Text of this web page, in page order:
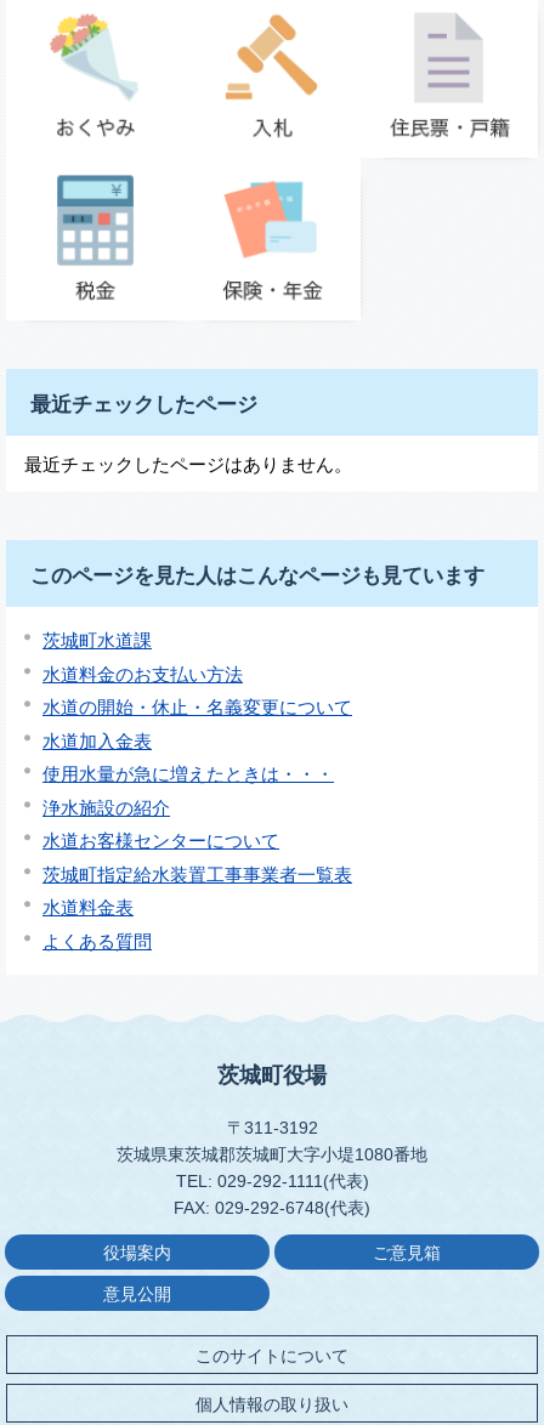
最近チェックしたページ
最近チェックしたページはありません。
このページを見た人はこんなページも見ています
茨城町水道課
水道料金のお支払い方法
水道の開始・休止・名義変更について
水道加入金表
使用水量が急に増えたときは・・・
浄水施設の紹介
水道お客様センターについて
茨城町指定給水装置工事事業者一覧表
水道料金表
よくある質問
茨城町役場
〒311-3192
茨城県東茨城郡茨城町大字小堤1080番地
TEL: 029-292-1111(代表)
FAX: 029-292-6748(代表)
役場案内 ご意見箱
意見公開
このサイトについて
個人情報の取り扱い